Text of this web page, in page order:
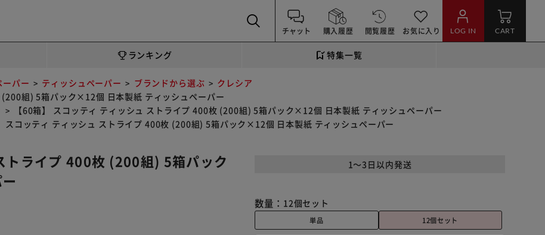
チャット 購入履歴 閲覧履歴 お気に入り LOG IN CART
ランキング 特集一覧
パー ティッシュペーパー ブランドから選ぶ
クレシア
(200組) 5箱パック×12個 日本製紙 ティッシュペーパー
【60箱】 スコッティ ティッシュ ストライプ 400枚 (200組) 5箱パック×12個 日本製紙 ティッシュペーパー
スコッティ ティッシュ ストライプ 400枚 (200組) 5箱パック×12個 日本製紙 ティッシュペーパー
トライプ 400枚 (200組) 5箱パック
1～3日以内発送
数量： 12個セット
単品 12個セット